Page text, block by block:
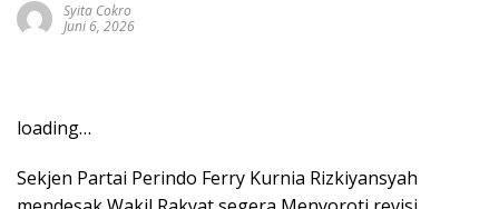
Syita Cokro
Juni 6, 2026
loading…
Sekjen Partai Perindo Ferry Kurnia Rizkiyansyah